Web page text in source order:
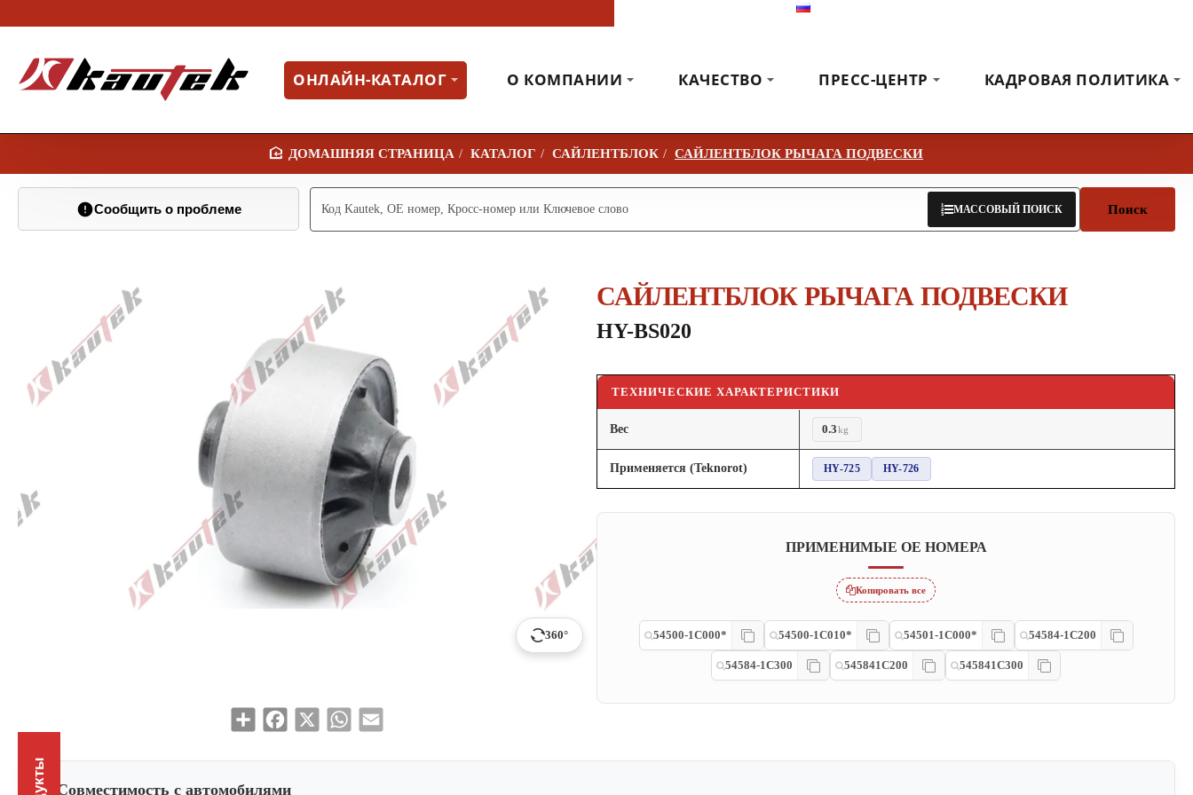
ОНЛАЙН-КАТАЛОГ О КОМПАНИИ КАЧЕСТВО ПРЕСС-ЦЕНТР КАДРОВАЯ ПОЛИТИКА
O
M
КАТАЛОГ САЙЛЕНТБЛОК САЙЛЕНТБЛОК РЫЧАГА ПОДВЕСКИ
Сообщить о проблеме МАССОВЫЙ ПОИСК Поиск
360°
Share Facebook WhatsApp
САЙЛЕНТБЛОК РЫЧАГА ПОДВЕСКИ
ТЕХНИЧЕСКИЕ ХАРАКТЕРИСТИКИ
Вес 0.3kg
Применяется (Teknorot) HY-725 HY-726
HY-BS020
ПРИМЕНИМЫЕ OE НОМЕРА
Копировать все
54500-1C000* 54500-1C010* 54501-1C000* 54584-1C200
54584-1C300 545841C200 545841C300
Совместимость с автомобилями